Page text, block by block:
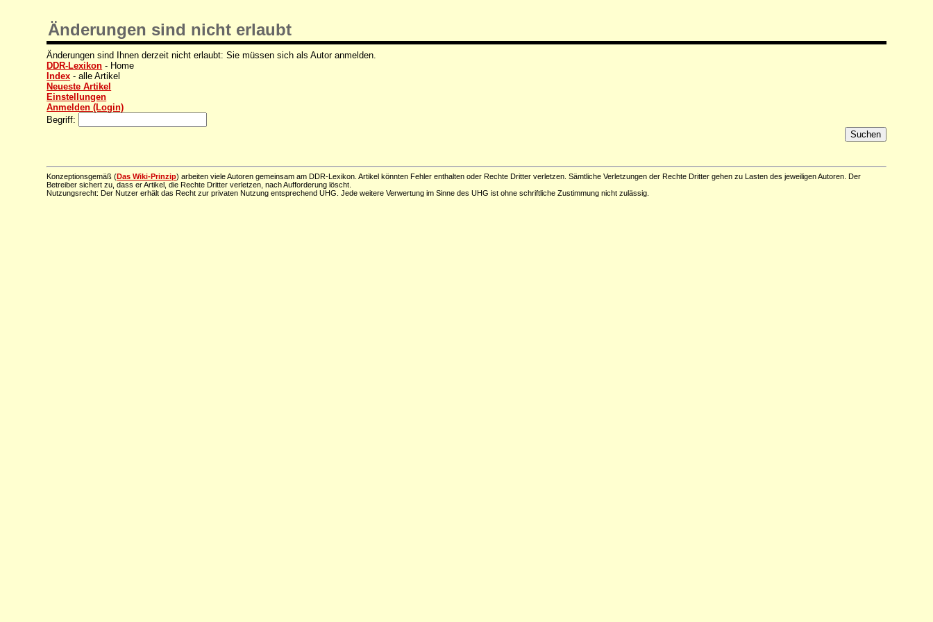
Änderungen sind nicht erlaubt
Änderungen sind Ihnen derzeit nicht erlaubt: Sie müssen sich als Autor anmelden.
DDR-Lexikon - Home
Index - alle Artikel
Neueste Artikel
Einstellungen
Anmelden (Login)
Begriff:
Konzeptionsgemäß (Das Wiki-Prinzip) arbeiten viele Autoren gemeinsam am DDR-Lexikon. Artikel könnten Fehler enthalten oder Rechte Dritter verletzen. Sämtliche Verletzungen der Rechte Dritter gehen zu Lasten des jeweiligen Autoren. Der
Betreiber sichert zu, dass er Artikel, die Rechte Dritter verletzen, nach Aufforderung löscht.
Nutzungsrecht: Der Nutzer erhält das Recht zur privaten Nutzung entsprechend UHG. Jede weitere Verwertung im Sinne des UHG ist ohne schriftliche Zustimmung nicht zulässig.